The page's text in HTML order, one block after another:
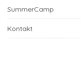
SummerCamp
Kontakt